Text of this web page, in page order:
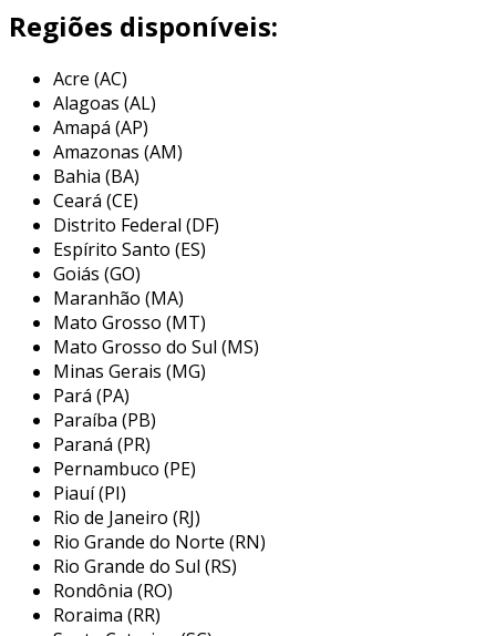
combinação de rigidez, resistência ao desgaste
e capacidade de suportar impactos, tornando
os acoplamentos de ferro fundido uma escolha
popular em diversas indústrias.
esses acoplamentos podem ser encontrados
em várias formas e tamanhos, adaptando-se às
especificidades de diferentes máquinas e
sistemas. sua construção robusta permite que
possam lidar com condições adversas, como
variações de temperatura e umidade, o que
aumenta sua vida útil em operações contínuas.
principais aplicações do
acoplamento de ferro fundido
os acoplamentos de ferro fundido são
amplamente utilizados em equipamentos de
movimentação, acionamentos e sistemas de
transmissão de energia em diversas áreas. suas
aplicações incluem:
indústria de manufatura:
para acoplar motores a redutores e
outros equipamentos, garantindo a
Regiões disponíveis:
Acre (AC)
Alagoas (AL)
Amapá (AP)
Amazonas (AM)
Bahia (BA)
Ceará (CE)
Distrito Federal (DF)
Espírito Santo (ES)
Goiás (GO)
Maranhão (MA)
Mato Grosso (MT)
Mato Grosso do Sul (MS)
Minas Gerais (MG)
Pará (PA)
Paraíba (PB)
Paraná (PR)
Pernambuco (PE)
Piauí (PI)
Rio de Janeiro (RJ)
Rio Grande do Norte (RN)
Rio Grande do Sul (RS)
Rondônia (RO)
Roraima (RR)